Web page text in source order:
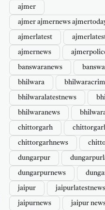
ajmer
ajmer ajmernews
ajmerlatest
ajmernews
banswaranews
bhilwara
bhilwaralatestnews
bhilwaranews
chittorgarh
chittorgarhnews
dungarpur
dungarpurnews
jaipur jaipurlatestnews
jaipurnews jaipur